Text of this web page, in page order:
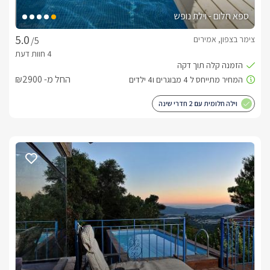
מטבחון מאובזר, ופינות ישיבה נוחות. ובריכה פרטית מחוממת
"וילה חלום"  ו"וילה ספא חלום" – מיני וילה, בעלת שני חדרי שינה
פרטיים ונעימים מיועדת לזוג או למשפחה עד 6 נפשות. ניצבת על
פסגת הר משלה, וסובב אותה נוף פתוח וירוק. בהגעתכם אליה
נוחות. לה חדר רחצה מפנק, ושני חדרי שינה- כאשר בכל אחד מהם
לחלוטין מרווח וגדול.
בחצר תמצאו נדנדה זוגית נוחה ונעימה, פינות ישיבה ואוויר פתוח
לבקתת העץ "נסיכת היער" חצר פרטית מפנקת במיוחד, גם היא
צופה אל נוף פתוח וירוק. עם פינות ישיבה נוחות, שבילי אבנים
ספא חלום - וילת נופש
/5
צימר בצפון, אמירים
החל מ- ₪2900
וילה חלומית עם 2 חדרי שינה